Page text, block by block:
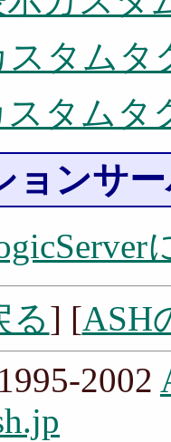
タムタ
タムタ
ョンサ
る] [ASH
2002